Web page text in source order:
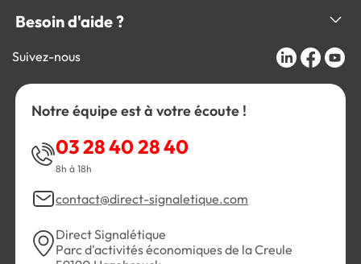
Besoin d'aide ?
Suivez-nous
Notre équipe est à votre écoute !
03 28 40 28 40
8h à 18h
contact@direct-signaletique.com
Direct Signalétique
Parc d'activités économiques de la Creule